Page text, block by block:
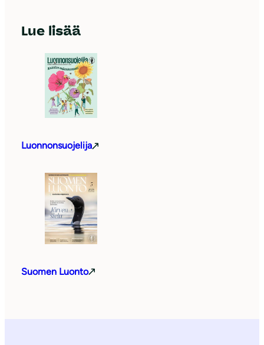
Lue lisää
Luonnonsuojelija
Suomen Luonto